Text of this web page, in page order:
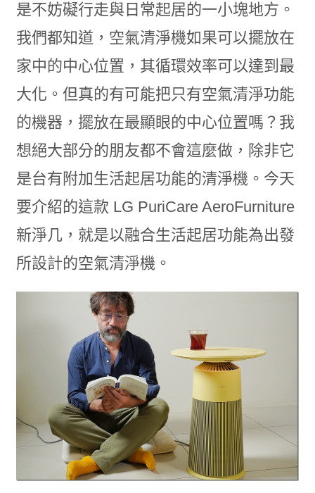
是不妨礙行走與日常起居的一小塊地方。
我們都知道，空氣清淨機如果可以擺放在
家中的中心位置，其循環效率可以達到最
大化。但真的有可能把只有空氣清淨功能
的機器，擺放在最顯眼的中心位置嗎？我
想絕大部分的朋友都不會這麼做，除非它
是台有附加生活起居功能的清淨機。今天
要介紹的這款 LG PuriCare AeroFurniture
新淨几，就是以融合生活起居功能為出發
所設計的空氣清淨機。